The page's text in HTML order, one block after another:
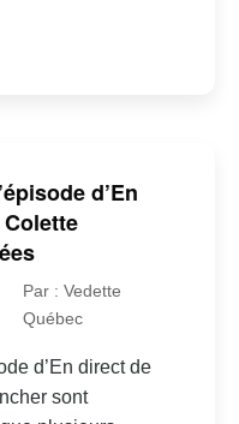
d’En
Par : Vedette
Québec
d’En direct de
sont